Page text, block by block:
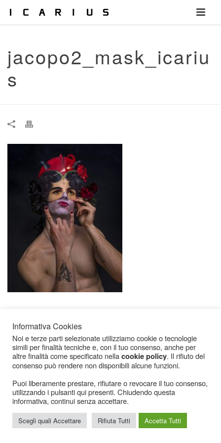
jacopo2_mask_icariu
s
Cookies
Informativa Cookies
Noi e terze parti selezionate utilizziamo cookie o tecnologie
simili per finalità tecniche e, con il tuo consenso, anche per
altre finalità come specificato nellacookie policy. Il rifiuto del
consenso può rendere non disponibili alcune funzioni.
Puoi liberamente prestare, rifiutare o revocare il tuo consenso,
utilizzando i pulsanti qui presenti. Chiudendo questa
informativa, continui senza accettare.
Scegli quali Accettare Rifiuta Tutti Accetta Tutti